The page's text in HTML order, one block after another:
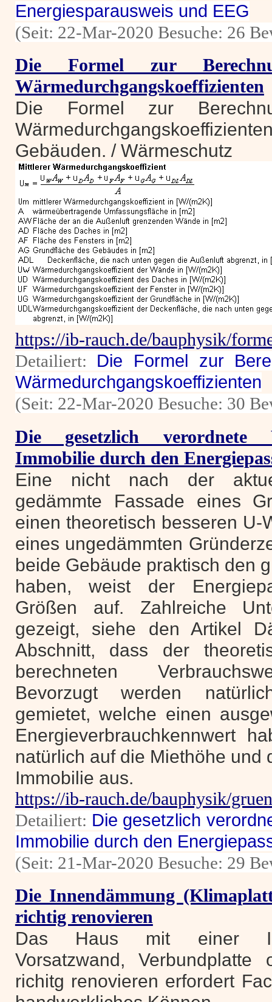
Energiesparausweis und EEG
(Seit: 22-Mar-2020 Besuche: 26
Die Formel zur
Wärmedurchgangskoeffizienten
Die Formel zur
Gebäuden. / Wärmeschutz
https://ib-rauch.de/bauphysik/
Detailiert: Die Formel zur
Wärmedurchgangskoeffizienten
(Seit: 22-Mar-2020 Besuche: 30
Die gesetzlich verordnete
Immobilie durch den
Eine nicht nach der
gedämmte Fassade eines
einen theoretisch besseren U-
eines ungedämmten
beide Gebäude praktisch den
haben, weist der
Größen auf. Zahlreiche
gezeigt, siehe den Artikel
Abschnitt, dass der
berechneten
Bevorzugt werden
gemietet, welche einen
Energieverbrauchkennwert
natürlich auf die Miethöhe und
Immobilie aus.
https://ib-rauch.de/bauphysik/
Detailiert: Die gesetzlich
Immobilie durch den
(Seit: 21-Mar-2020 Besuche: 29
Die Innendämmung
richtig renovieren
Das Haus mit einer
Vorsatzwand,
richitg renovieren erfordert